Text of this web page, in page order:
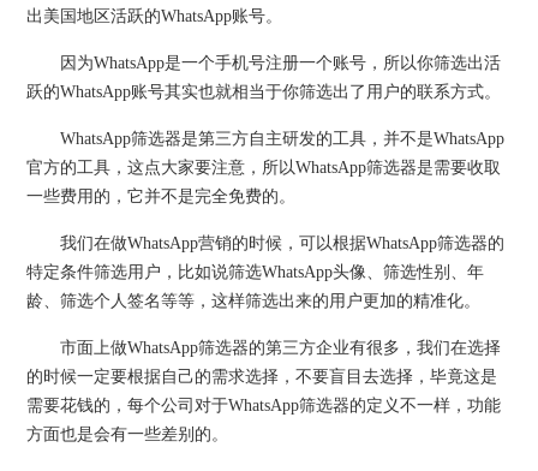
出美国地区活跃的WhatsApp账号。
因为WhatsApp是一个手机号注册一个账号，所以你筛选出活
跃的WhatsApp账号其实也就相当于你筛选出了用户的联系方式。
WhatsApp筛选器是第三方自主研发的工具，并不是WhatsApp
官方的工具，这点大家要注意，所以WhatsApp筛选器是需要收取
一些费用的，它并不是完全免费的。
我们在做WhatsApp营销的时候，可以根据WhatsApp筛选器的
特定条件筛选用户，比如说筛选WhatsApp头像、筛选性别、年
龄、筛选个人签名等等，这样筛选出来的用户更加的精准化。
市面上做WhatsApp筛选器的第三方企业有很多，我们在选择
的时候一定要根据自己的需求选择，不要盲目去选择，毕竟这是
需要花钱的，每个公司对于WhatsApp筛选器的定义不一样，功能
方面也是会有一些差别的。